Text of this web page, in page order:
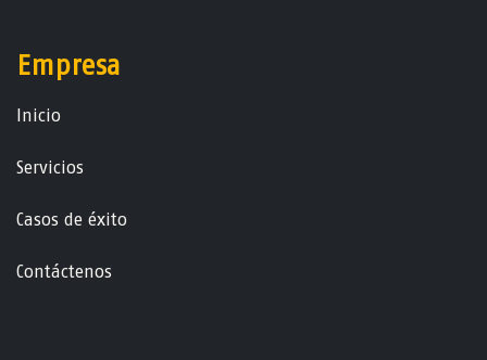
Empresa
Ini​ci​o
Servicios
Casos de éxito
Contáctenos